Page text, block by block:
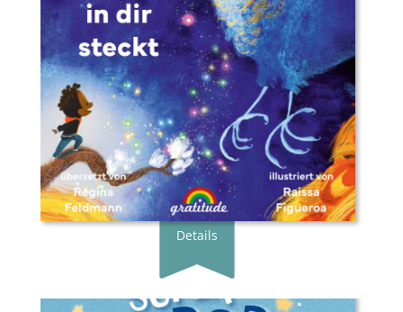
Genre:Bilderbuch
Gebunden
Seiten:40
ISBN:978-3-98920-006-7
Preis:
18.00 €
Erscheingsdatum:24.10.24
zum Shop
Details